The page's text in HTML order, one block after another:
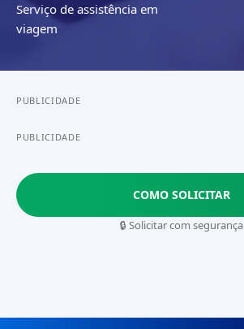
Serviço de assistência em
viagem
PUBLICIDADE
PUBLICIDADE
COMO SOLICITAR
🔒 Solicitar com segurança